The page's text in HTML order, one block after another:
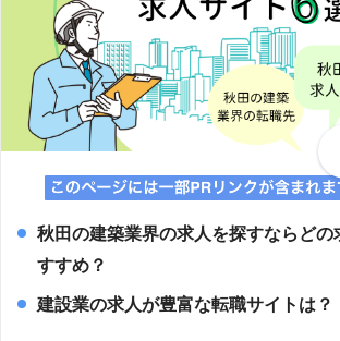
秋田の建築業界の求人を探すならどの
すすめ？
建設業の求人が豊富な転職サイトは？